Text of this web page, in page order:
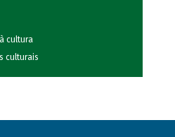
cultura
culturais